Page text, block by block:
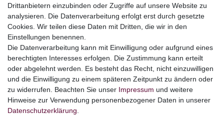
Themen
Ostern
Angebote
stark reduzierte B-Ware
Kundenservice
Versand & Lieferung
Drittanbietern einzubinden oder Zugriffe auf unsere Website zu
analysieren. Die Datenverarbeitung erfolgt erst durch gesetzte
Cookies. Wir teilen diese Daten mit Dritten, die wir in den
Einstellungen benennen.
Die Datenverarbeitung kann mit Einwilligung oder aufgrund eines
berechtigten Interesses erfolgen. Die Zustimmung kann erteilt
oder abgelehnt werden. Es besteht das Recht, nicht einzuwilligen
und die Einwilligung zu einem späteren Zeitpunkt zu ändern oder
zu widerrufen. Beachten Sie unser Impressum und weitere
Hinweise zur Verwendung personenbezogener Daten in unserer
Daten­schutz­erklärung